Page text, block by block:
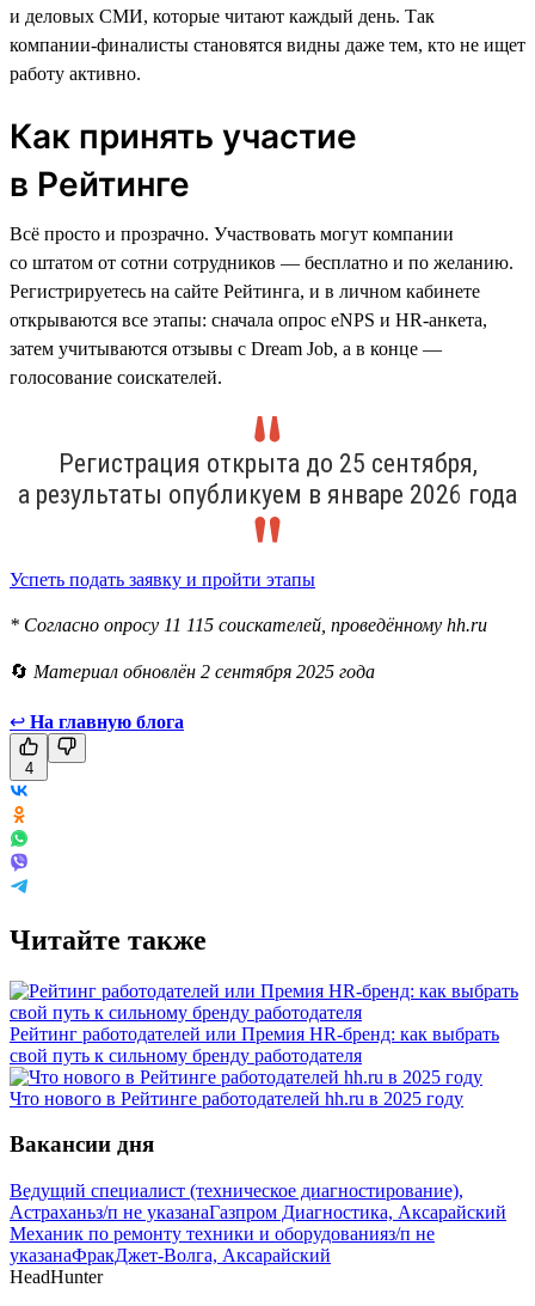
и деловых СМИ, которые читают каждый день. Так
компании-финалисты становятся видны даже тем, кто не ищет
работу активно.
Как принять участие
в Рейтинге
Всё просто и прозрачно. Участвовать могут компании
со штатом от сотни сотрудников — бесплатно и по желанию.
Регистрируетесь на сайте Рейтинга, и в личном кабинете
открываются все этапы: сначала опрос eNPS и HR-анкета,
затем учитываются отзывы с Dream Job, а в конце —
голосование соискателей.
Регистрация открыта до 25 сентября,
а результаты опубликуем в январе 2026 года
Успеть подать заявку и пройти этапы
* Согласно опросу 11 115 соискателей, проведённому hh.ru
🔄 Материал обновлён 2 сентября 2025 года
↩ На главную блога
4
Читайте также
Рейтинг работодателей или Премия HR-бренд: как выбрать
свой путь к сильному бренду работодателя
Что нового в Рейтинге работодателей hh.ru в 2025 году
Вакансии дня
Ведущий специалист (техническое диагностирование),
Астраханьз/п не указанаГазпром Диагностика, Аксарайский
Механик по ремонту техники и оборудованияз/п не
указанаФракДжет-Волга, Аксарайский
HeadHunter